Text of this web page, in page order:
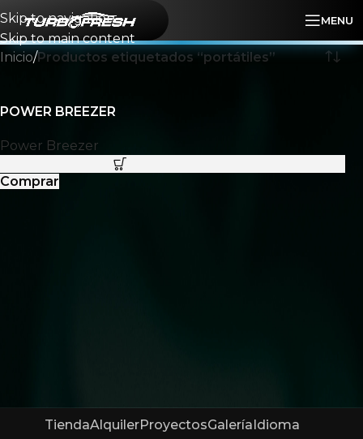
Skip to navigation
Skip to main content
MENU
Inicio/Productos etiquetados “portátiles”
POWER BREEZER
Power Breezer
Comprar
TiendaAlquilerProyectosGaleríaIdioma